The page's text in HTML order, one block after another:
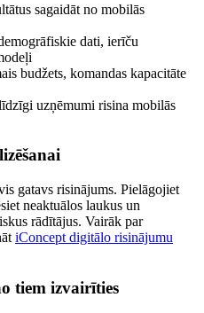
sagaidāt no mobilās
dati, ierīču
budžets, komandas kapacitāte
uzņēmumi risina mobilās
gatavs risinājums. Pielāgojiet
neaktuālos laukus un
rādītājus. Vairāk par
iConcept digitālo risinājumu
tiem izvairīties